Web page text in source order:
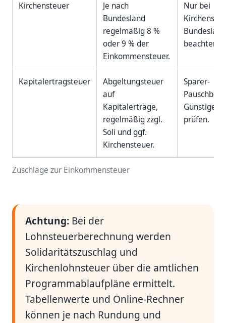
Zuschläge zur Einkommensteuer
Kirchensteuer
Je nach
Bundesland
regelmäßig 8 %
oder 9 % der
Einkommensteuer.
Nur bei
Bundesland
beachten.
Kapitalertragsteuer
Abgeltungsteuer
auf
Kapitalerträge,
regelmäßig zzgl.
Soli und ggf.
Kirchensteuer.
Sparer-
prüfen.
Achtung: Bei der
Lohnsteuerberechnung werden
Solidaritätszuschlag und
Kirchenlohnsteuer über die amtlichen
Programmablaufpläne ermittelt.
Tabellenwerte und Online-Rechner
können je nach Rundung und